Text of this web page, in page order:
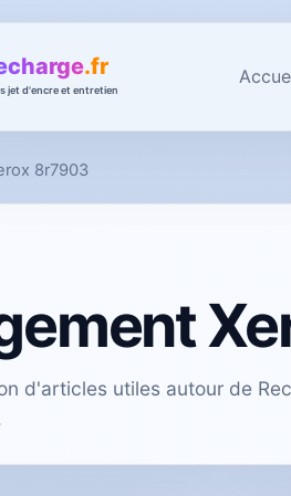
8r7903
d'articles utiles autour de